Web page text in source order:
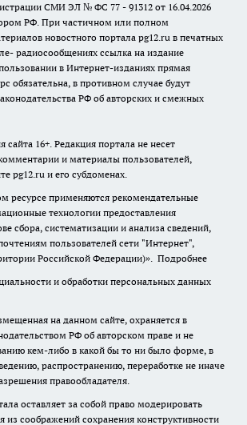
СМИ ЭЛ № ФС 77 - 91312 от 16.04.2026
РФ. При частичном или полном
новостного портала pg12.ru в печатных
радиосообщениях ссылка на издание
в Интернет-изданиях прямая
обязательна, в противном случае будут
РФ об авторских и смежных
сайта 16+. Редакция портала не несет
и материалы пользователей,
pg12.ru и его субдоменах.
ресурсе применяются рекомендательные
технологии предоставления
сбора, систематизации и анализа сведений,
пользователей сети "Интернет",
Российской Федерации)». Подробнее
и обработки персональных данных
на данном сайте, охраняется в
РФ об авторском праве и не
кем-либо в какой бы то ни было форме, в
распространению, переработке не иначе
правообладателя.
оставляет за собой право модерировать
из соображений сохранения конструктивности